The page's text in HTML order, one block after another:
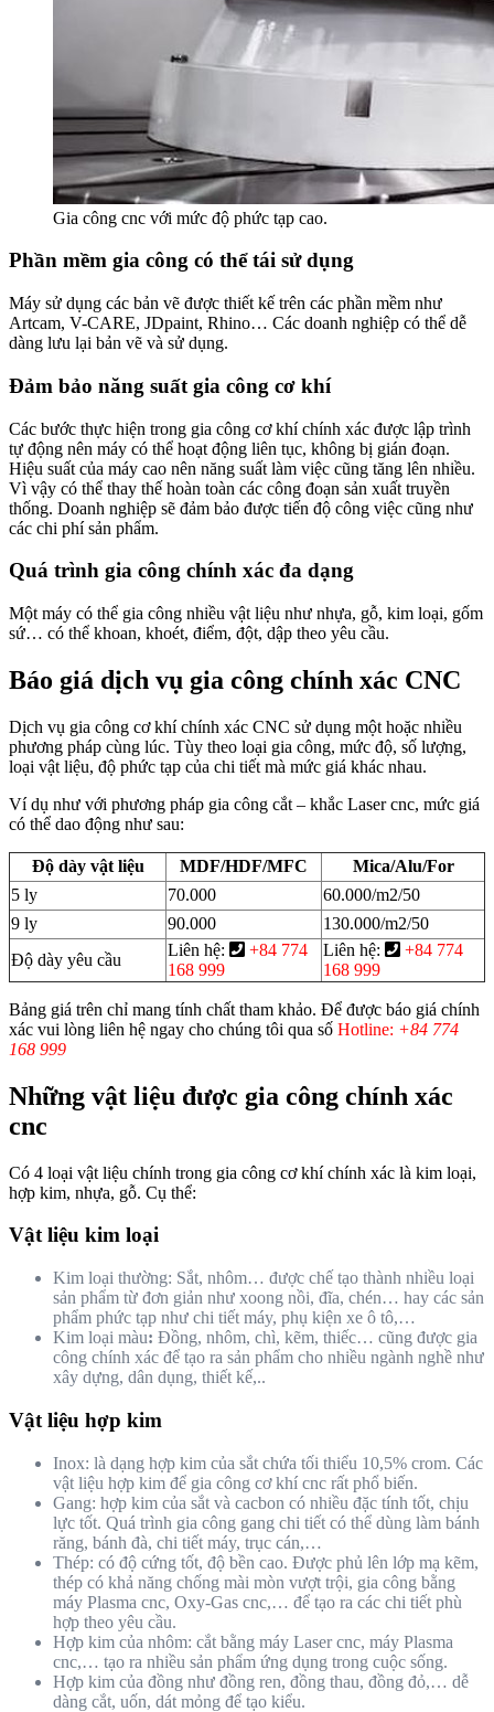
Gia công cnc với mức độ phức tạp cao.
Phần mềm gia công có thể tái sử dụng
Máy sử dụng các bản vẽ được thiết kế trên các phần mềm như
Artcam, V-CARE, JDpaint, Rhino… Các doanh nghiệp có thể dễ
dàng lưu lại bản vẽ và sử dụng.
Đảm bảo năng suất gia công cơ khí
Các bước thực hiện trong gia công cơ khí chính xác được lập trình
tự động nên máy có thể hoạt động liên tục, không bị gián đoạn.
Hiệu suất của máy cao nên năng suất làm việc cũng tăng lên nhiều.
Vì vậy có thể thay thế hoàn toàn các công đoạn sản xuất truyền
thống. Doanh nghiệp sẽ đảm bảo được tiến độ công việc cũng như
các chi phí sản phẩm.
Quá trình gia công chính xác đa dạng
Một máy có thể gia công nhiều vật liệu như nhựa, gỗ, kim loại, gốm
sứ… có thể khoan, khoét, điểm, đột, dập theo yêu cầu.
Báo giá dịch vụ gia công chính xác CNC
Dịch vụ gia công cơ khí chính xác CNC sử dụng một hoặc nhiều
phương pháp cùng lúc. Tùy theo loại gia công, mức độ, số lượng,
loại vật liệu, độ phức tạp của chi tiết mà mức giá khác nhau.
Ví dụ như với phương pháp gia công cắt – khắc Laser cnc, mức giá
có thể dao động như sau:
Độ dày vật liệu MDF/HDF/MFC
Mica/Alu/For
5 ly
70.000
60.000/m2/50
9 ly
90.000
130.000/m2/50
Độ dày yêu cầu
Liên hệ:
+84 774
168 999
Liên hệ:
+84 774
168 999
Bảng giá trên chỉ mang tính chất tham khảo. Để được báo giá chính
xác vui lòng liên hệ ngay cho chúng tôi qua số Hotline: +84 774
168 999
Những vật liệu được gia công chính xác
cnc
Có 4 loại vật liệu chính trong gia công cơ khí chính xác là kim loại,
hợp kim, nhựa, gỗ. Cụ thể:
Vật liệu kim loại
Kim loại thường: Sắt, nhôm… được chế tạo thành nhiều loại
sản phẩm từ đơn giản như xoong nồi, đĩa, chén… hay các sản
phẩm phức tạp như chi tiết máy, phụ kiện xe ô tô,…
Kim loại màu: Đồng, nhôm, chì, kẽm, thiếc… cũng được gia
công chính xác để tạo ra sản phẩm cho nhiều ngành nghề như
xây dựng, dân dụng, thiết kế,..
Vật liệu hợp kim
Inox: là dạng hợp kim của sắt chứa tối thiểu 10,5% crom. Các
vật liệu hợp kim để gia công cơ khí cnc rất phổ biến.
Gang: hợp kim của sắt và cacbon có nhiều đặc tính tốt, chịu
lực tốt. Quá trình gia công gang chi tiết có thể dùng làm bánh
răng, bánh đà, chi tiết máy, trục cán,…
Thép: có độ cứng tốt, độ bền cao. Được phủ lên lớp mạ kẽm,
thép có khả năng chống mài mòn vượt trội, gia công bằng
máy Plasma cnc, Oxy-Gas cnc,… để tạo ra các chi tiết phù
hợp theo yêu cầu.
Hợp kim của nhôm: cắt bằng máy Laser cnc, máy Plasma
cnc,… tạo ra nhiều sản phẩm ứng dụng trong cuộc sống.
Hợp kim của đồng như đồng ren, đồng thau, đồng đỏ,… dễ
dàng cắt, uốn, dát mỏng để tạo kiểu.